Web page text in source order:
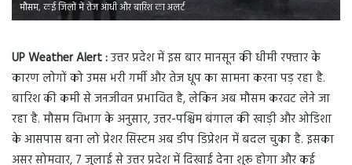
मौसम, कई जिलों में तेज आंधी और बारिश का अलर्ट
UP Weather Alert :उत्तर प्रदेश में इस बार मानसून की धीमी रफ्तार के
कारण लोगों को उमस भरी गर्मी और तेज धूप का सामना करना पड़ रहा है.
बारिश की कमी से जनजीवन प्रभावित है, लेकिन अब मौसम करवट लेने जा
रहा है. मौसम विभाग के अनुसार, उत्तर-पश्चिम बंगाल की खाड़ी और ओडिशा
के आसपास बना लो प्रेशर सिस्टम अब डीप डिप्रेशन में बदल चुका है. इसका
असर सोमवार, 7 जुलाई से उत्तर प्रदेश में दिखाई देना शुरू होगा और कई